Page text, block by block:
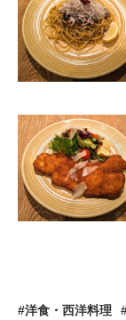
洋食・西洋料理